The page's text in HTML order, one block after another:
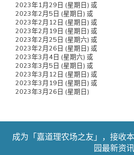
2023年1月29日 (星期日) 或
2023年2月5日 (星期日) 或
2023年2月12日 (星期日) 或
2023年2月19日 (星期日) 或
2023年2月25日 (星期六) 或
2023年2月26日 (星期日) 或
2023年3月4日 (星期六) 或
2023年3月5日 (星期日) 或
2023年3月12日 (星期日) 或
2023年3月19日 (星期日) 或
2023年3月26日 (星期日)
成为「嘉道理农场之友」，接收
园最新资讯